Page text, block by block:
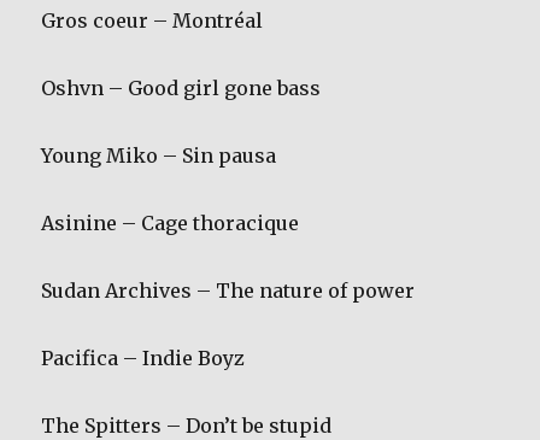
Gros coeur – Montréal
Oshvn – Good girl gone bass
Young Miko – Sin pausa
Asinine – Cage thoracique
Sudan Archives – The nature of power
Pacifica – Indie Boyz
The Spitters – Don’t be stupid